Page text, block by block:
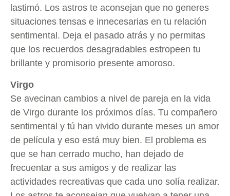
lastimó. Los astros te aconsejan que no generes
situaciones tensas e innecesarias en tu relación
sentimental. Deja el pasado atrás y no permitas
que los recuerdos desagradables estropeen tu
brillante y promisorio presente amoroso.
Virgo
Se avecinan cambios a nivel de pareja en la vida
de Virgo durante los próximos días. Tu compañero
sentimental y tú han vivido durante meses un amor
de película y eso está muy bien. El problema es
que se han cerrado mucho, han dejado de
frecuentar a sus amigos y de realizar las
actividades recreativas que cada uno solía realizar.